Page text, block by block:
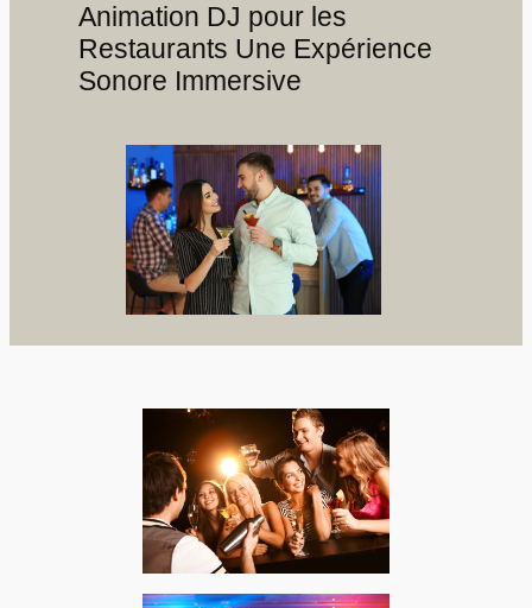
Animation DJ pour les
Restaurants Une Expérience
Sonore Immersive